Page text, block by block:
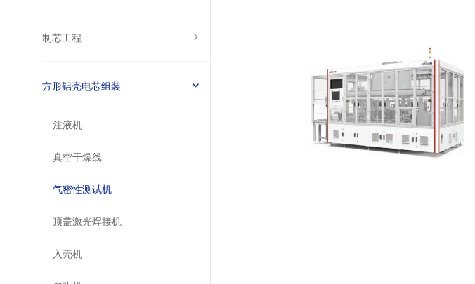
制芯工程
方形铝壳电芯组装
注液机
真空干燥线
气密性测试机
顶盖激光焊接机
入壳机